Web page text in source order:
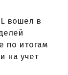
вошел в
по итогам
на учет